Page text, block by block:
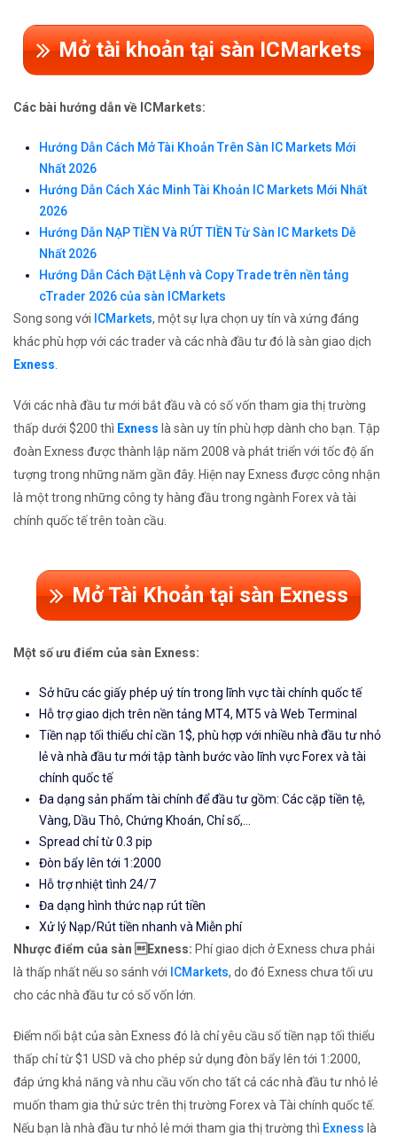
Mở tài khoản tại sàn ICMarkets
Các bài hướng dẫn về ICMarkets:
Hướng Dẫn Cách Mở Tài Khoản Trên Sàn IC Markets Mới
Nhất 2026
Hướng Dẫn Cách Xác Minh Tài Khoản IC Markets Mới Nhất
2026
Hướng Dẫn NẠP TIỀN Và RÚT TIỀN Từ Sàn IC Markets Dễ
Nhất 2026
Hướng Dẫn Cách Đặt Lệnh và Copy Trade trên nền tảng
cTrader 2026 của sàn ICMarkets
Song song với ICMarkets, một sự lựa chọn uy tín và xứng đáng
khác phù hợp với các trader và các nhà đầu tư đó là sàn giao dịch
Exness.
Với các nhà đầu tư mới bắt đầu và có số vốn tham gia thị trường
thấp dưới $200 thì Exness là sàn uy tín phù hợp dành cho bạn. Tập
đoàn Exness được thành lập năm 2008 và phát triển với tốc độ ấn
tượng trong những năm gần đây. Hiện nay Exness được công nhận
là một trong những công ty hàng đầu trong ngành Forex và tài
chính quốc tế trên toàn cầu.
Mở Tài Khoản tại sàn Exness
Một số ưu điểm của sàn Exness:
Sở hữu các giấy phép uý tín trong lĩnh vực tài chính quốc tế
Hỗ trợ giao dịch trên nền tảng MT4, MT5 và Web Terminal
Tiền nạp tối thiểu chỉ cần 1$, phù hợp với nhiều nhà đầu tư nhỏ
lẻ và nhà đầu tư mới tập tành bước vào lĩnh vực Forex và tài
chính quốc tế
Đa dạng sản phẩm tài chính để đầu tư gồm: Các cặp tiền tệ,
Vàng, Dầu Thô, Chứng Khoán, Chỉ số,...
Spread chỉ từ 0.3 pip
Đòn bẩy lên tới 1:2000
Hỗ trợ nhiệt tình 24/7
Đa dạng hình thức nạp rút tiền
Xử lý Nạp/Rút tiền nhanh và Miễn phí
Nhược điểm của sàn Exness: Phí giao dịch ở Exness chưa phải
là thấp nhất nếu so sánh với ICMarkets, do đó Exness chưa tối ưu
cho các nhà đầu tư có số vốn lớn.
Điểm nổi bật của sàn Exness đó là chỉ yêu cầu số tiền nạp tối thiểu
thấp chỉ từ $1 USD và cho phép sử dụng đòn bẩy lên tới 1:2000,
đáp ứng khả năng và nhu cầu vốn cho tất cả các nhà đầu tư nhỏ lẻ
muốn tham gia thử sức trên thị trường Forex và Tài chính quốc tế.
Nếu bạn là nhà đầu tư nhỏ lẻ mới tham gia thị trường thì Exness là